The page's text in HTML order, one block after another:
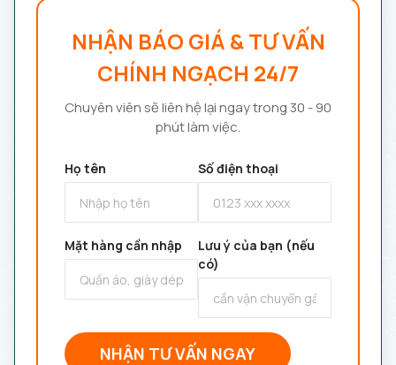
NHẬN BÁO GIÁ & TƯ VẤN
CHÍNH NGẠCH 24/7
Chuyên viên sẽ liên hệ lại ngay trong 30 - 90
phút làm việc.
Họ tên Số điện thoại
Mặt hàng cần nhập
Lưu ý của bạn (nếu
có)
NHẬN TƯ VẤN NGAY